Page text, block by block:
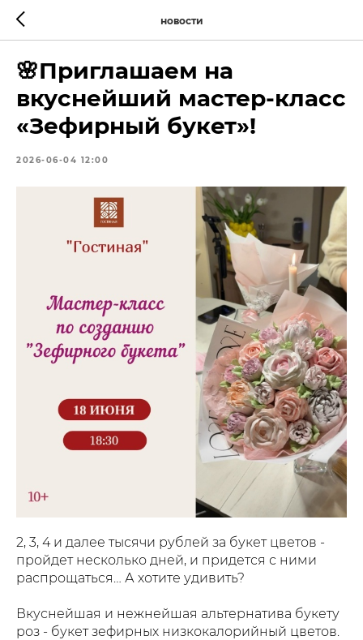
новости
🌸Приглашаем на
вкуснейший мастер-класс
«Зефирный букет»!
2026-06-04 12:00
2, 3, 4 и далее тысячи рублей за букет цветов -
пройдет несколько дней, и придется с ними
распрощаться… А хотите удивить?
Вкуснейшая и нежнейшая альтернатива букету
роз - букет зефирных низкокалорийный цветов.